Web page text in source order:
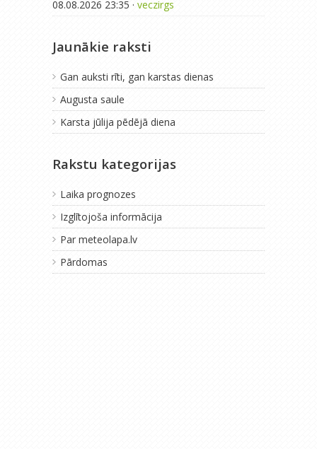
08.08.2026 23:35 · veczirgs
Jaunākie raksti
Gan auksti rīti, gan karstas dienas
Augusta saule
Karsta jūlija pēdējā diena
Rakstu kategorijas
Laika prognozes
Izglītojoša informācija
Par meteolapa.lv
Pārdomas